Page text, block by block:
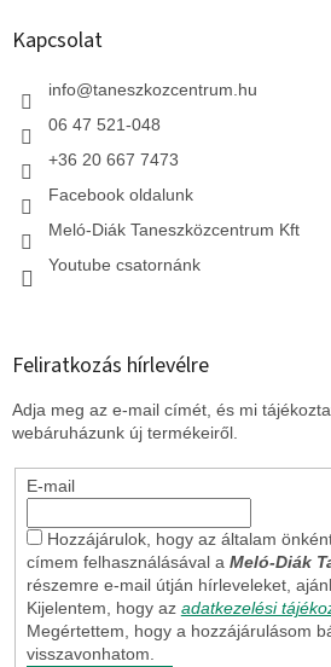
Kapcsolat
info@taneszkozcentrum.hu
06 47 521-048
+36 20 667 7473
Facebook oldalunk
Meló-Diák Taneszközcentrum Kft
Youtube csatornánk
Feliratkozás hírlevélre
Adja meg az e-mail címét, és mi
webáruházunk új termékeiről.
E-mail
Hozzájárulok, hogy az általam
címem felhasználásával a Meló-Diák
részemre e-mail útján hírleveleket,
Kijelentem, hogy az adatkezelési
Megértettem, hogy a hozzájárulásom
visszavonhatom.